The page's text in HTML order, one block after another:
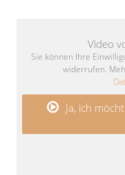
Video
Sie können Ihre
widerrufen.
Ja, ich